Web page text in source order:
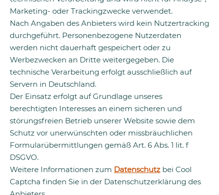
Marketing- oder Trackingzwecke verwendet.
Nach Angaben des Anbieters wird kein Nutzertracking
durchgeführt. Personenbezogene Nutzerdaten
werden nicht dauerhaft gespeichert oder zu
Werbezwecken an Dritte weitergegeben. Die
technische Verarbeitung erfolgt ausschließlich auf
Servern in Deutschland.
Der Einsatz erfolgt auf Grundlage unseres
berechtigten Interesses an einem sicheren und
störungsfreien Betrieb unserer Website sowie dem
Schutz vor unerwünschten oder missbräuchlichen
Formularübermittlungen gemäß Art. 6 Abs. 1 lit. f
DSGVO.
Weitere Informationen zum Datenschutz bei Cool
Captcha finden Sie in der Datenschutzerklärung des